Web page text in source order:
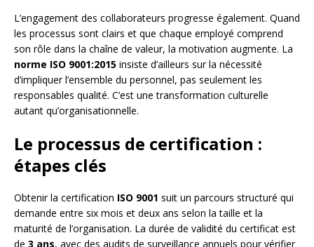
L’engagement des collaborateurs progresse également. Quand
les processus sont clairs et que chaque employé comprend
son rôle dans la chaîne de valeur, la motivation augmente. La
norme ISO 9001:2015 insiste d’ailleurs sur la nécessité
d’impliquer l’ensemble du personnel, pas seulement les
responsables qualité. C’est une transformation culturelle
autant qu’organisationnelle.
Le processus de certification :
étapes clés
Obtenir la certification ISO 9001 suit un parcours structuré qui
demande entre six mois et deux ans selon la taille et la
maturité de l’organisation. La durée de validité du certificat est
de 3 ans, avec des audits de surveillance annuels pour vérifier